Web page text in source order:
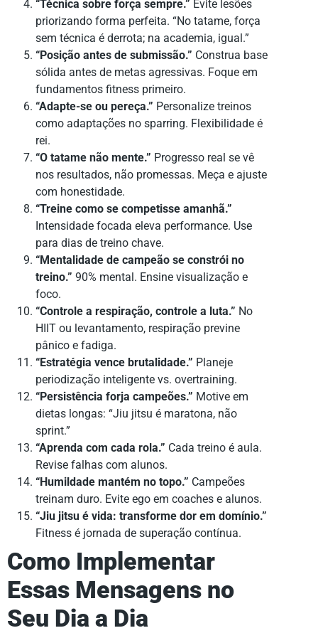
“Técnica sobre força sempre.” Evite lesões
priorizando forma perfeita. “No tatame, força
sem técnica é derrota; na academia, igual.”
“Posição antes de submissão.” Construa base
sólida antes de metas agressivas. Foque em
fundamentos fitness primeiro.
“Adapte-se ou pereça.” Personalize treinos
como adaptações no sparring. Flexibilidade é
rei.
“O tatame não mente.” Progresso real se vê
nos resultados, não promessas. Meça e ajuste
com honestidade.
“Treine como se competisse amanhã.”
Intensidade focada eleva performance. Use
para dias de treino chave.
“Mentalidade de campeão se constrói no
treino.” 90% mental. Ensine visualização e
foco.
“Controle a respiração, controle a luta.” No
HIIT ou levantamento, respiração previne
pânico e fadiga.
“Estratégia vence brutalidade.” Planeje
periodização inteligente vs. overtraining.
“Persistência forja campeões.” Motive em
dietas longas: “Jiu jitsu é maratona, não
sprint.”
“Aprenda com cada rola.” Cada treino é aula.
Revise falhas com alunos.
“Humildade mantém no topo.” Campeões
treinam duro. Evite ego em coaches e alunos.
“Jiu jitsu é vida: transforme dor em domínio.”
Fitness é jornada de superação contínua.
Como Implementar
Essas Mensagens no
Seu Dia a Dia